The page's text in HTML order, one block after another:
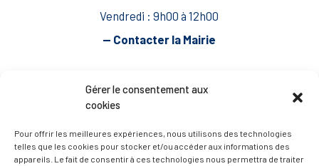
Gérer le consentement aux
cookies
Pour offrir les meilleures expériences, nous utilisons des technologies
telles que les cookies pour stocker et/ou accéder aux informations des
appareils. Le fait de consentir à ces technologies nous permettra de traiter
Vendredi : 9h00 à 12h00
— Contacter la Mairie
ACCÈS RAPIDE
Travaux
Annuaire des associations
Urbanisme